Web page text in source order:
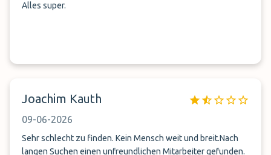
Alles super.
Joachim Kauth
09-06-2026
Sehr schlecht zu finden. Kein Mensch weit und breit.Nach
langen Suchen einen unfreundlichen Mitarbeiter gefunden.